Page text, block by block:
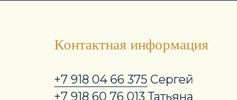
Контактная информация
+7 918 04 66 375 Сергей
+7 918 60 76 013 Татьяна